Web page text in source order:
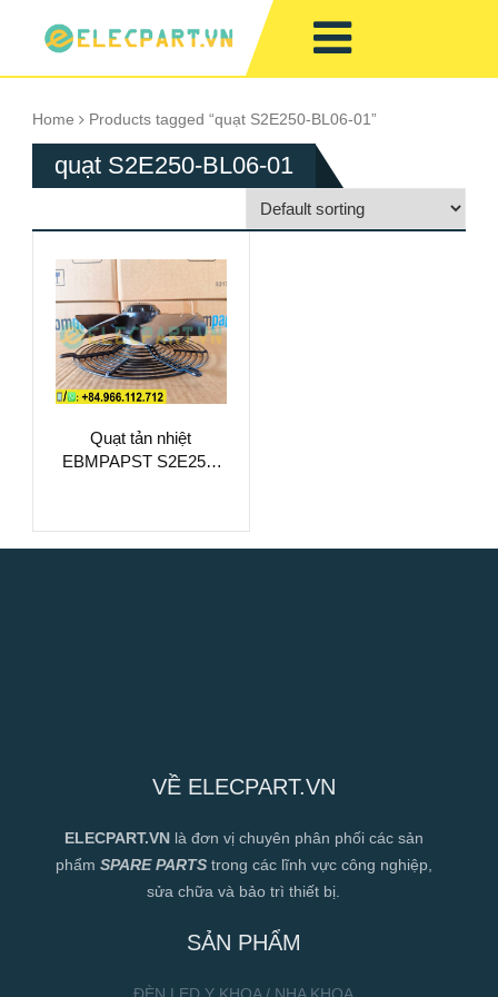
Home Products tagged “quạt S2E250-BL06-01”
quạt S2E250-BL06-01
Quạt tản nhiệt
EBMPAPST S2E250-
VỀ ELECPART.VN
ELECPART.VN là đơn vị chuyên phân phối các sản
phẩm SPARE PARTStrong các lĩnh vực công nghiệp,
sửa chữa và bảo trì thiết bị.
SẢN PHẨM
ĐÈN LED Y KHOA / NHA KHOA